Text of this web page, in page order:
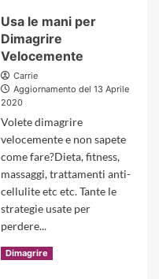
Io
non:Le
Parole
Usa le mani per
Dimagrire
Velocemente
Carrie
Aggiornamento del 13 Aprile
2020
Volete dimagrire
velocemente e non sapete
come fare?Dieta, fitness,
massaggi, trattamenti anti-
cellulite etc etc. Tante le
strategie usate per
perdere...
Scopri di più Read
more
Dimagrire